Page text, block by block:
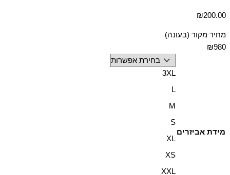
₪200.00
מחיר מקור (בעונה)
₪980
מידת אביזרים
3XL
L
M
S
XL
XS
XXL